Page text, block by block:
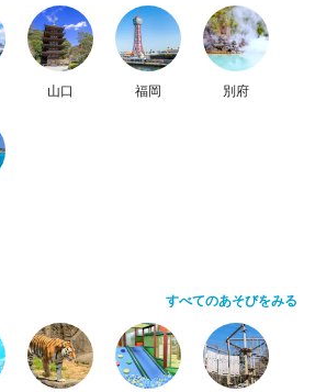
山口 福岡 別府
すべてのあそびをみる